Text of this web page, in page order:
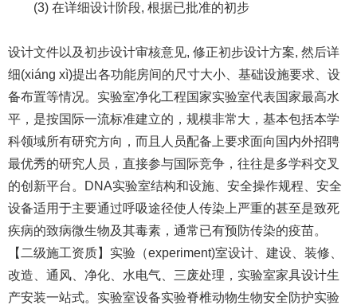
(3) 在详细设计阶段, 根据已批准的初步
设计文件以及初步设计审核意见, 修正初步设计方案, 然后详
细(xiáng xì)提出各功能房间的尺寸大小、基础设施要求、设
备布置等情况。实验室净化工程国家实验室代表国家最高水
平，是按国际一流标准建立的，规模非常大，基本包括本学
科领域所有研究方向，而且人员配备上要求面向国内外招聘
最优秀的研究人员，直接参与国际竞争，往往是多学科交叉
的创新平台。DNA实验室结构和设施、安全操作规程、安全
设备适用于主要通过呼吸途径使人传染上严重的甚至是致死
疾病的致病微生物及其毒素，通常已有预防传染的疫苗。
【二级施工资质】实验（experiment)室设计、建设、装修、
改造、通风、净化、水电气、三废处理，实验室家具设计生
产安装一站式。实验室设备实验脊椎动物生物安全防护实验